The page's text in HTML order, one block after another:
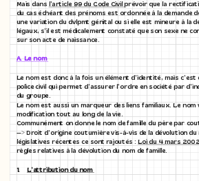
Mais dans l’article 99 du Code Civilprévoir que la
du cas échéant des prénoms est ordonnée à la demande
une variation du dvlpmt génital ou si elle est mineure à la
légaux, s’il est médicalement constaté que son sexe ne
sur son acte de naissance.
A. Le nom
Le nom est donc à la fois un élément d’identité, mais
police civil qui permet d’assurer l’ordre en société par
du groupe.
Le nom est aussi un marqueur des liens familiaux. Le nom
modification tout au long de la vie.
Communément on donne le nom de famille du père par
--> Droit d’origine coutumière vis-à-vis de la dévolution
législatives récentes ce sont rajoutés :Loi du 4 mars 2002
règles relatives à la dévolution du nom de famille.
1. L’attribution du nom